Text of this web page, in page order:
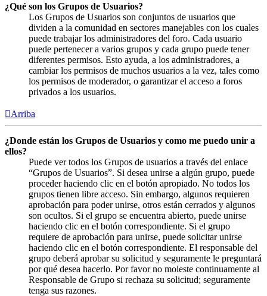
¿Qué son los Grupos de Usuarios?
Los Grupos de Usuarios son conjuntos de usuarios que
dividen a la comunidad en sectores manejables con los cuales
puede trabajar los administradores del foro. Cada usuario
puede pertenecer a varios grupos y cada grupo puede tener
diferentes permisos. Esto ayuda, a los administradores, a
cambiar los permisos de muchos usuarios a la vez, tales como
los permisos de moderador, o garantizar el acceso a foros
privados a los usuarios.
Arriba
¿Donde están los Grupos de Usuarios y como me puedo unir a
ellos?
Puede ver todos los Grupos de usuarios a través del enlace
“Grupos de Usuarios”. Si desea unirse a algún grupo, puede
proceder haciendo clic en el botón apropiado. No todos los
grupos tienen libre acceso. Sin embargo, algunos requieren
aprobación para poder unirse, otros están cerrados y algunos
son ocultos. Si el grupo se encuentra abierto, puede unirse
haciendo clic en el botón correspondiente. Si el grupo
requiere de aprobación para unirse, puede solicitar unirse
haciendo clic en el botón correspondiente. El responsable del
grupo deberá aprobar su solicitud y seguramente le preguntará
por qué desea hacerlo. Por favor no moleste continuamente al
Responsable de Grupo si rechaza su solicitud; seguramente
tenga sus razones.